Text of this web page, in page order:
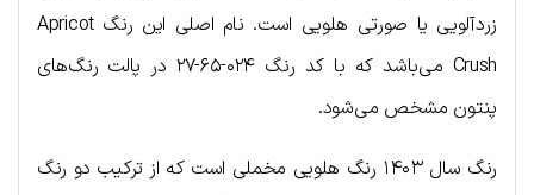
زردآلویی یا صورتی هلویی است. نام اصلی این رنگ Apricot
Crush می‌باشد که با کد رنگ ۰۲۴-۶۵-۲۷ در پالت رنگ‌های
پنتون مشخص می‌شود.
رنگ سال ۱۴۰۳ رنگ هلویی مخملی است که از ترکیب دو رنگ